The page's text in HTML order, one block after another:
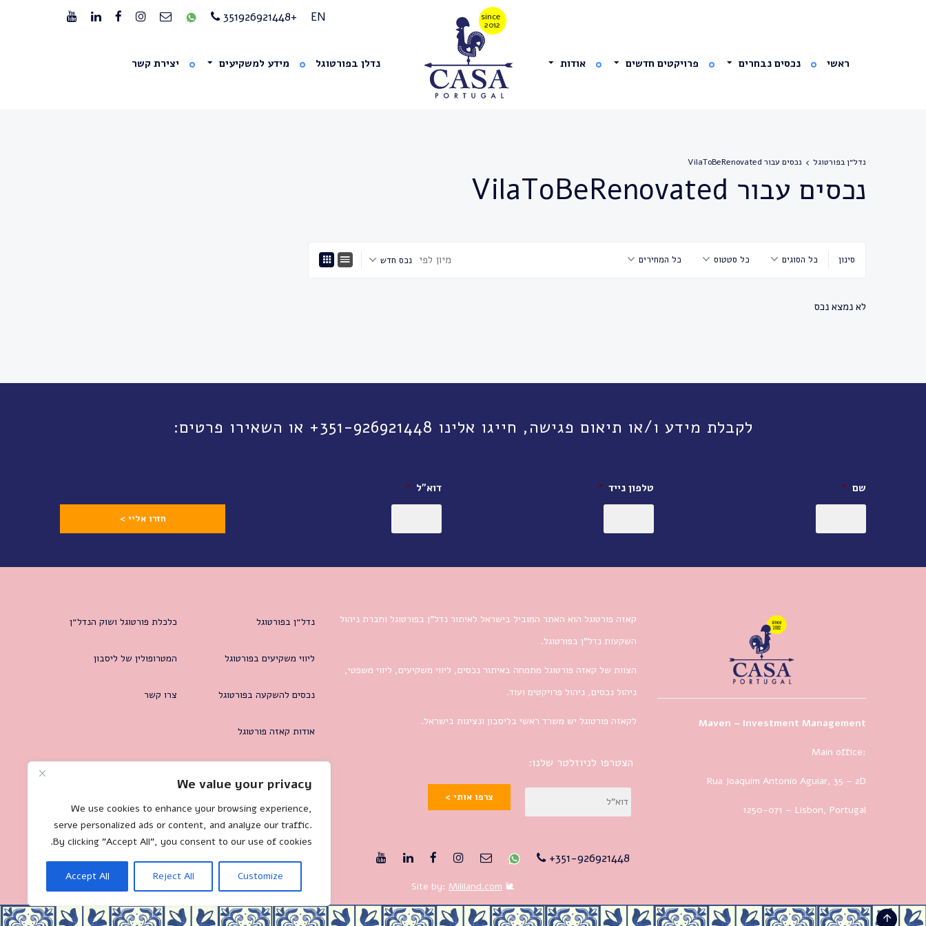
We value your privacy
We use cookies to enhance your browsing experience,
serve personalized ads or content, and analyze our traffic.
By clicking "Accept All", you consent to our use of cookies.
Customize
Reject All
Accept All
EN
+351926921448
ראשי נכסים נבחרים פרויקטים חדשים אודות נדלן בפורטוגל מידע למשקיעים יצירת קשר
נדל״ן בפורטוגל נכסים עבור VilaToBeRenovated
נכסים עבור VilaToBeRenovated
סינון כל הסוגים כל סטטוס כל המחירים מיון לפי נכס חדש
לא נמצא נכס
לקבלת מידע ו/או תיאום פגישה, חייגו אלינו 351-926921448+ או השאירו פרטים:
שם * טלפון נייד * דוא״ל *
חזרו אליי >
Maven – Investment Management
Main office:
Rua Joaquim Antonio Aguiar, 35 – 2D
1250-071 – Lisbon, Portugal
קאזה פורטוגל הוא האתר המוביל בישראל לאיתור נדל”ן בפורטוגל וחברת ניהול
השקעות נדל”ן בפורטוגל.
הצוות של קאזה פורטוגל מתמחה באיתור נכסים, ליווי משקיעים, ליווי משפטי,
ניהול נכסים, ניהול פרויקטים ועוד.
לקאזה פורטוגל יש משרד ראשי בליסבון ונציגות בישראל.
הצטרפו לניוזלטר שלנו:
צרפו אותי >
351-926921448+
נדל״ן בפורטוגל
ליווי משקיעים בפורטוגל
נכסים להשקעה בפורטוגל
אודות קאזה פורטוגל
כלכלת פורטוגל ושוק הנדל״ן
המטרופולין של ליסבון
צרו קשר
🐌 Site by:
Mililand.com